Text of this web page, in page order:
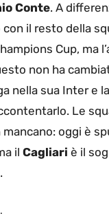
Conte. A
con il resto della
Cup, ma
non ha
nella sua Inter e
Le
oggi è
il Cagliari è il